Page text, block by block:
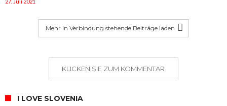
Mehr in Verbindung stehende Beiträge laden
KLICKEN SIE ZUM KOMMENTAR
I LOVE SLOVENIA